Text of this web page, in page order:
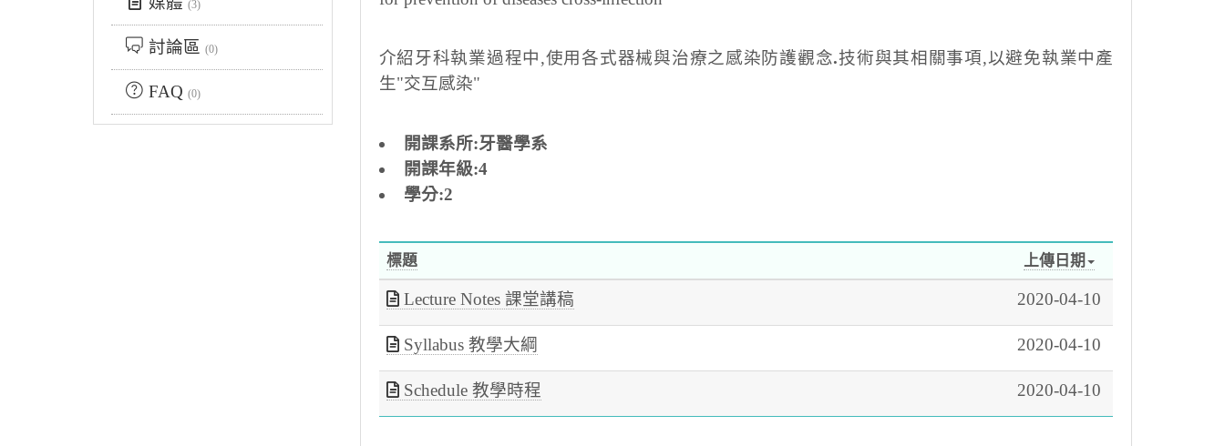
(3)
討論區 (0)
FAQ (0)
介紹牙科執業過程中,使用各式器械與治療之感染防護觀念.技術與其相關事項,以避免執業中產
生"交互感染"
開課系所:牙醫學系
開課年級:4
學分:2
標題 上傳日期
Lecture Notes 課堂講稿 2020-04-10
Syllabus 教學大綱 2020-04-10
Schedule 教學時程 2020-04-10